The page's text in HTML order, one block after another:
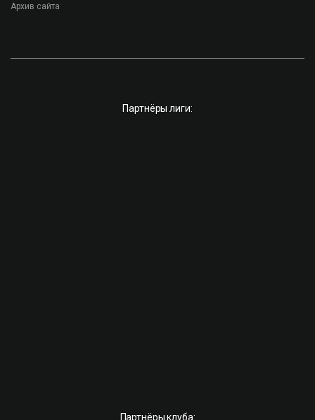
Архив сайта
Партнёры лиги:
Партнёры клуба: